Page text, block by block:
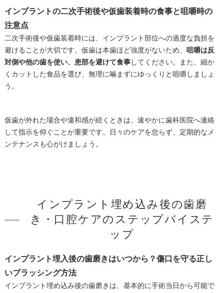
インプラントの二次手術後や仮歯装着時の食事と咀嚼時の
注意点
二次手術後や仮歯装着時には、インプラント部位への過度な負担を
避けることが大切です。仮歯は本歯ほど強度がないため、
咀嚼は反
対側や他の歯を使い、患部を避けて食事してください。また、細か
くカットした食品を選び、無理に噛まずにゆっくりと咀嚼しましょ
う。
仮歯が外れた場合や違和感が続くときは、速やかに歯科医院へ連絡
して指示を仰ぐことが重要です。日々のケアを怠らず、定期的なメ
ンテナンスも心がけましょう。
インプラント埋め込み後の歯磨
き・口腔ケアのステップバイステ
ップ
インプラント埋入後の歯磨きはいつから？傷口を守る正し
いブラッシング方法
インプラント埋め込み後の歯磨きは、基本的に手術当日から可能で